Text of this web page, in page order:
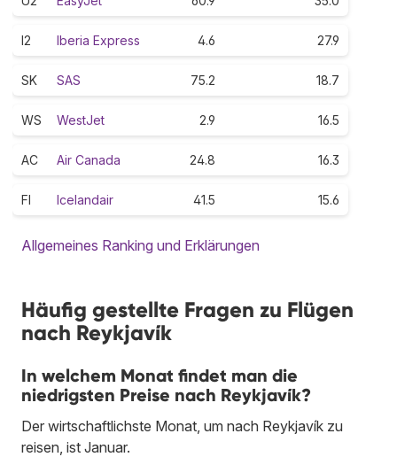
I2 Iberia Express 4.6 27.9
SK SAS 75.2 18.7
WS WestJet 2.9 16.5
AC Air Canada 24.8 16.3
FI Icelandair 41.5 15.6
Allgemeines Ranking und Erklärungen
Häufig gestellte Fragen zu Flügen
nach Reykjavík
In welchem Monat findet man die
niedrigsten Preise nach Reykjavík?
Der wirtschaftlichste Monat, um nach Reykjavík zu
reisen, ist Januar.